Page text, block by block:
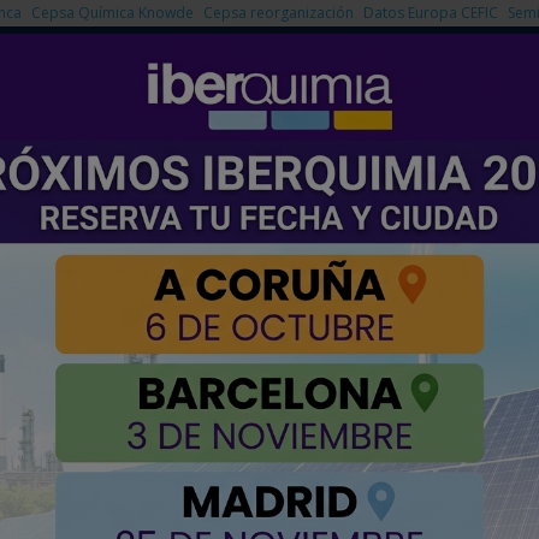
Cepsa Química Knowde Cepsa reorganización Datos Europa CEFIC
NOTICIAS PRODUCTOS
EMPRESAS PREMIUM
planta industrial en Castilla-La Mancha